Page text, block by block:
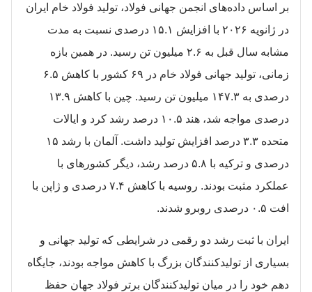
بر اساس داده‌های انجمن جهانی فولاد، تولید فولاد خام ایران
در ژانویه ۲۰۲۶ با افزایش ۱۵.۱ درصدی نسبت به مدت
مشابه سال قبل به ۲.۶ میلیون تن رسید. در همین بازه
زمانی، تولید جهانی فولاد خام در ۶۹ کشور با کاهش ۶.۵
درصدی به ۱۴۷.۳ میلیون تن رسید. چین با کاهش ۱۳.۹
درصدی مواجه شد، هند ۱۰.۵ درصد رشد کرد و ایالات
متحده ۳.۳ درصد افزایش تولید داشت. آلمان با رشد ۱۵
درصدی و ترکیه با ۵.۸ درصد رشد، دیگر کشورهای با
عملکرد مثبت بودند. روسیه با کاهش ۷.۴ درصدی و ژاپن با
افت ۰.۵ درصدی روبرو شدند.
ایران با ثبت رشد دو رقمی در شرایطی که تولید جهانی و
بسیاری از تولیدکنندگان بزرگ با کاهش مواجه بودند، جایگاه
دهم خود را در میان تولیدکنندگان برتر فولاد جهان حفظ